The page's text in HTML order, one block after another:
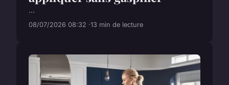
...
08/07/2026 08:32 13 min de lecture